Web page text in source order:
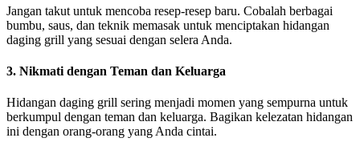
Jangan takut untuk mencoba resep-resep baru. Cobalah berbagai
bumbu, saus, dan teknik memasak untuk menciptakan hidangan
daging grill yang sesuai dengan selera Anda.
3. Nikmati dengan Teman dan Keluarga
Hidangan daging grill sering menjadi momen yang sempurna untuk
berkumpul dengan teman dan keluarga. Bagikan kelezatan hidangan
ini dengan orang-orang yang Anda cintai.